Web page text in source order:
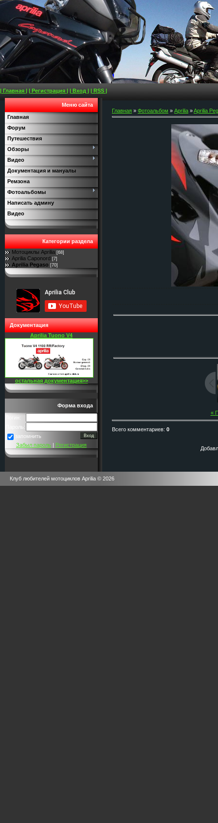
| Главная | | Регистрация | | Вход | | RSS |
Меню сайта
Главная
Форум
Путешествия
Обзоры
Видео
Документация и мануалы
Ремзона
Фотоальбомы
Написать админу
Видео
Категории раздела
Мотоциклы Aprilia [68]
Aprilia Caponord [7]
Aprilia Pegaso [70]
Документация
Aprilia Tuono V4
остальная документация>>
Форма входа
Логин:
Пароль:
запомнить
Забыл пароль | Регистрация
Главная » Фотоальбом » Aprilia »Aprilia
«
Всего комментариев: 0
Клуб любителей мотоциклов Aprilia © 2026